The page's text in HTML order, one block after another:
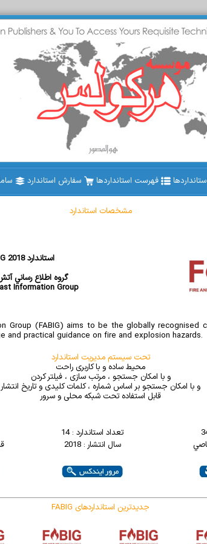
فهرست استانداردها سفارش استاندارد
مشخصات استاندارد
FABIG 2018 استاندارد
گروه اطلاع رساني
Information Group
Group (FABIG) aims to be the globally
and practical guidance on fire and explosion hazards.
تحت سیستم مدیریت استاندارد
محیط ساده و با کاربری راحت
و با امکان جستجو ، مرتب سازی ، فیلتر کردن
و با امکان جستجو بر اساس شماره ، کلمات کلیدی و تاریخ انتشار
قابل استفاده تحت شبکه محلی و سرور
تعداد استاندارد : 14
سال انتشار : 2018
FABIG جدیدترین استانداردهای